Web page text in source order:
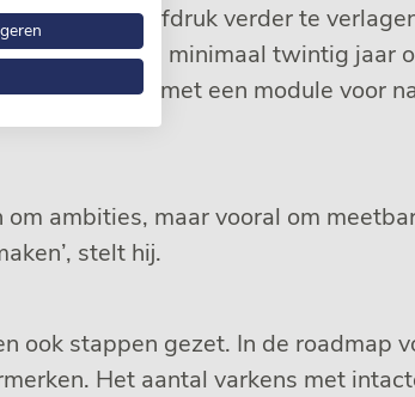
CO2-voetafdruk verder te
die minimaal twintig
uitgebreid met een module voor
ambities, maar vooral om
stelt hij.
ook stappen gezet. In de
Het aantal varkens met